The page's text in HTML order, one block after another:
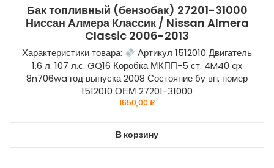
Бак топливный (бензобак) 27201-31000
Ниссан Алмера Классик / Nissan Almera
Classic 2006-2013
Характеристики товара:
Артикул 1512010 Двигатель
1,6 л. 107 л.с. GQ16 Коробка МКПП-5 ст. 4M40 qx
8n706wa год выпуска 2008 Состояние бу вн. номер
1512010 ОЕМ 27201-31000
1650,00₽
В корзину